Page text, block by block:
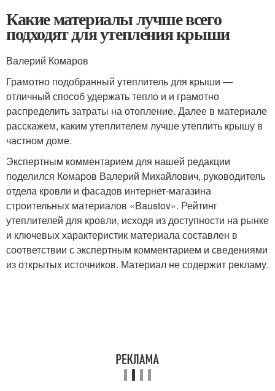
Какие материалы лучше всего
подходят для утепления крыши
Валерий Комаров
Грамотно подобранный утеплитель для крыши —
отличный способ удержать тепло и и грамотно
распределить затраты на отопление. Далее в материале
расскажем, каким утеплителем лучше утеплить крышу в
частном доме.
Экспертным комментарием для нашей редакции
поделился Комаров Валерий Михайлович, руководитель
отдела кровли и фасадов интернет-магазина
строительных материалов «Baustov». Рейтинг
утеплителей для кровли, исходя из доступности на рынке
и ключевых характеристик материала составлен в
соответствии с экспертным комментарием и сведениями
из открытых источников. Материал не содержит рекламу.